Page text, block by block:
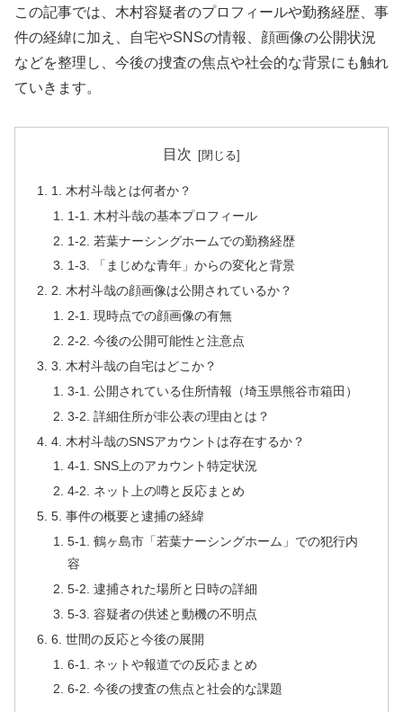
この記事では、木村容疑者のプロフィールや勤務経歴、事
件の経緯に加え、自宅やSNSの情報、顔画像の公開状況
などを整理し、今後の捜査の焦点や社会的な背景にも触れ
ていきます。
目次
1. 木村斗哉とは何者か？
1-1. 木村斗哉の基本プロフィール
1-2. 若葉ナーシングホームでの勤務経歴
1-3. 「まじめな青年」からの変化と背景
2. 木村斗哉の顔画像は公開されているか？
2-1. 現時点での顔画像の有無
2-2. 今後の公開可能性と注意点
3. 木村斗哉の自宅はどこか？
3-1. 公開されている住所情報（埼玉県熊谷市箱田）
3-2. 詳細住所が非公表の理由とは？
4. 木村斗哉のSNSアカウントは存在するか？
4-1. SNS上のアカウント特定状況
4-2. ネット上の噂と反応まとめ
5. 事件の概要と逮捕の経緯
5-1. 鶴ヶ島市「若葉ナーシングホーム」での犯行内
容
5-2. 逮捕された場所と日時の詳細
5-3. 容疑者の供述と動機の不明点
6. 世間の反応と今後の展開
6-1. ネットや報道での反応まとめ
6-2. 今後の捜査の焦点と社会的な課題